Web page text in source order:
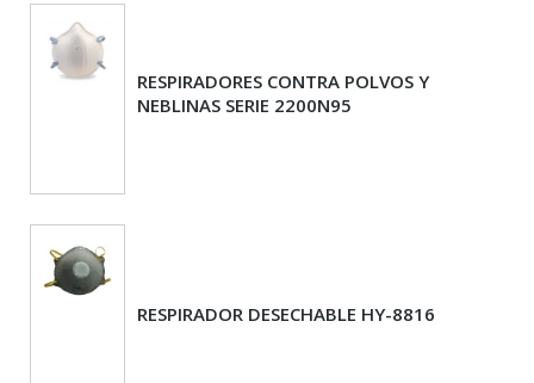
RESPIRADORES CONTRA POLVOS Y
NEBLINAS SERIE 2200N95
RESPIRADOR DESECHABLE HY-8816